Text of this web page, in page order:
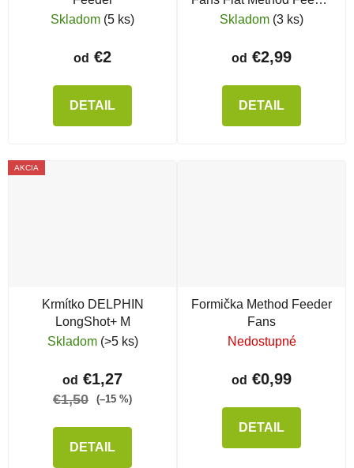
Skladom (5 ks)
od €2
DETAIL
v. 2
Skladom (3 ks)
od €2,99
DETAIL
AKCIA
Krmítko DELPHIN
LongShot+ M
Skladom (>5 ks)
od €1,27
€1,50 (–15 %)
DETAIL
Formička Method Feeder
Fans
Nedostupné
od €0,99
DETAIL